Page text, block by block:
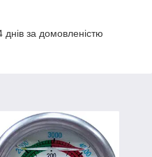
за домовленістю